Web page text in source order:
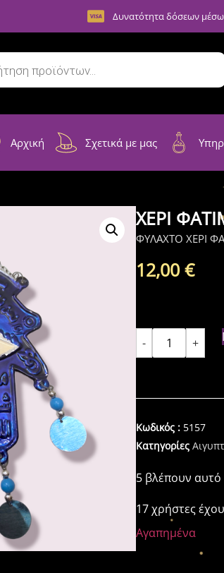
Δυνατότητα δόσεων
Αρχική Σχετικά με μας
ΧΕΡΙ
ΦΥΛΑΧΤΟ ΧΕΡΙ
12,00€
- +
Κωδικός : 5157
Κατηγορίες
5 βλέπουν αυτό
17 χρήστες
Αγαπημένα